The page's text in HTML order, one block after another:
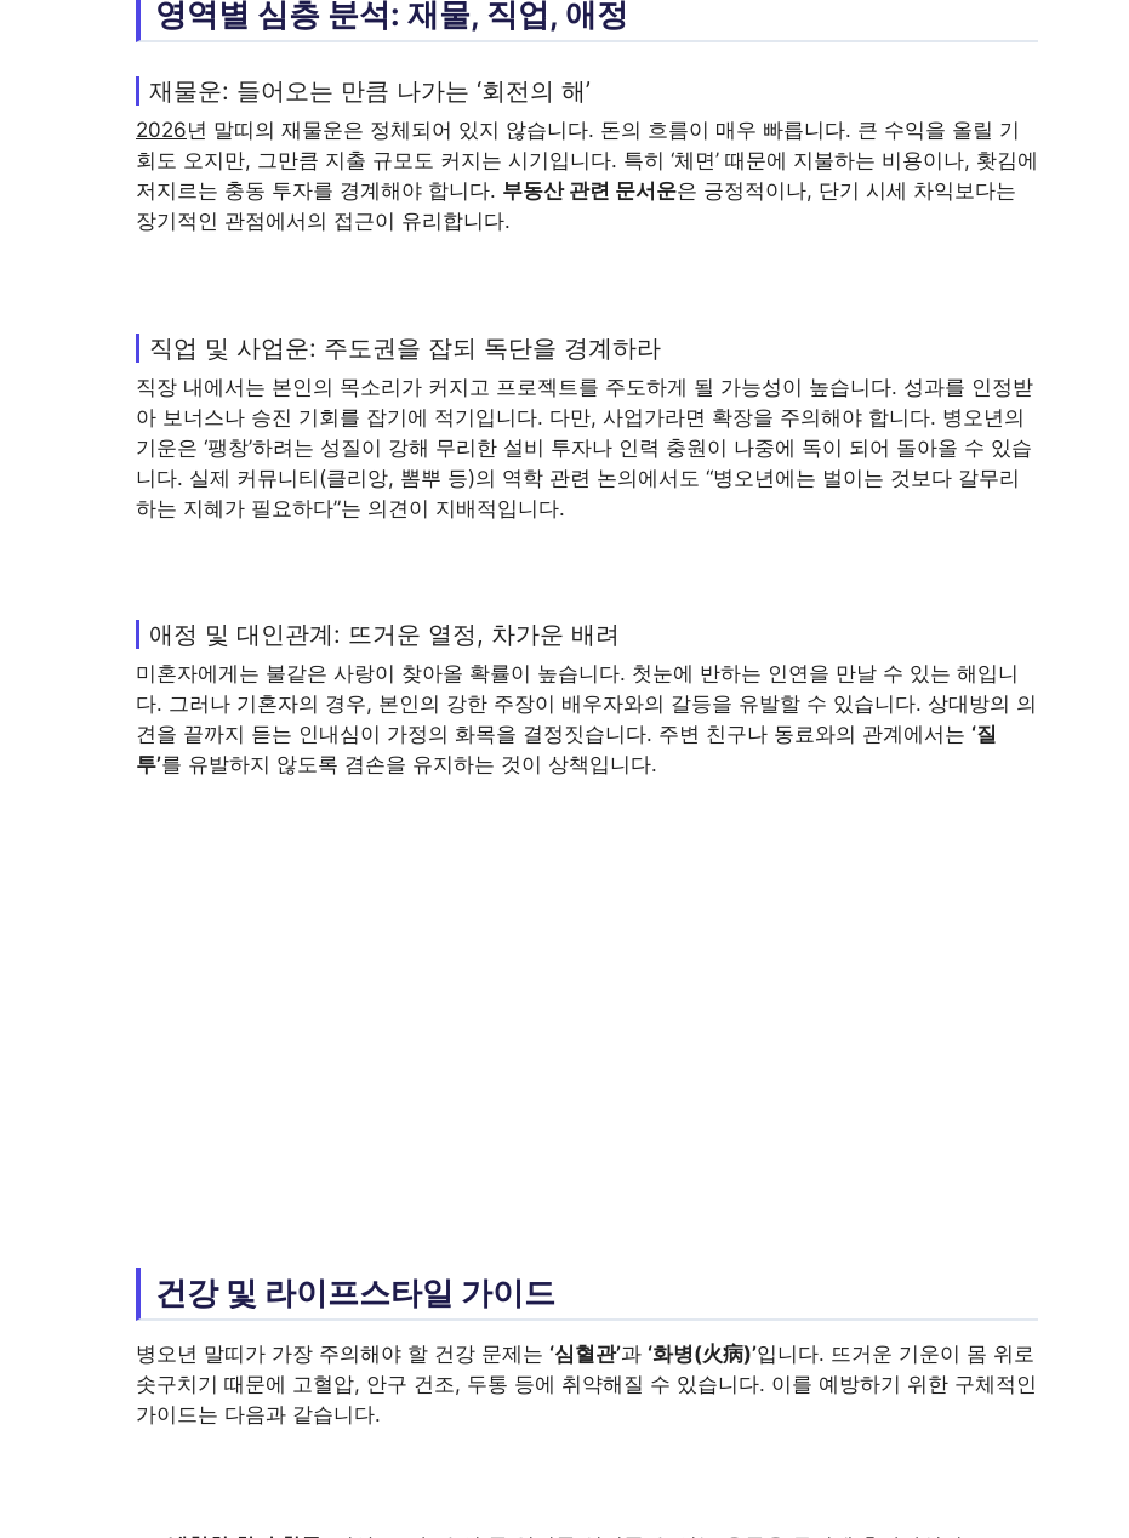
영역별 심층 분석: 재물, 직업, 애정
재물운: 들어오는 만큼 나가는 ‘회전의 해’
2026년 말띠의 재물운은 정체되어 있지 않습니다. 돈의 흐름이 매우 빠릅니다. 큰 수익을 올릴 기
회도 오지만, 그만큼 지출 규모도 커지는 시기입니다. 특히 ‘체면’ 때문에 지불하는 비용이나, 홧김에
저지르는 충동 투자를 경계해야 합니다. 부동산 관련 문서운은 긍정적이나, 단기 시세 차익보다는
장기적인 관점에서의 접근이 유리합니다.
직업 및 사업운: 주도권을 잡되 독단을 경계하라
직장 내에서는 본인의 목소리가 커지고 프로젝트를 주도하게 될 가능성이 높습니다. 성과를 인정받
아 보너스나 승진 기회를 잡기에 적기입니다. 다만, 사업가라면 확장을 주의해야 합니다. 병오년의
기운은 ‘팽창’하려는 성질이 강해 무리한 설비 투자나 인력 충원이 나중에 독이 되어 돌아올 수 있습
니다. 실제 커뮤니티(클리앙, 뽐뿌 등)의 역학 관련 논의에서도 “병오년에는 벌이는 것보다 갈무리
하는 지혜가 필요하다”는 의견이 지배적입니다.
애정 및 대인관계: 뜨거운 열정, 차가운 배려
미혼자에게는 불같은 사랑이 찾아올 확률이 높습니다. 첫눈에 반하는 인연을 만날 수 있는 해입니
다. 그러나 기혼자의 경우, 본인의 강한 주장이 배우자와의 갈등을 유발할 수 있습니다. 상대방의 의
견을 끝까지 듣는 인내심이 가정의 화목을 결정짓습니다. 주변 친구나 동료와의 관계에서는 ‘질
투’를 유발하지 않도록 겸손을 유지하는 것이 상책입니다.
건강 및 라이프스타일 가이드
병오년 말띠가 가장 주의해야 할 건강 문제는 ‘심혈관’과 ‘화병(火病)’입니다. 뜨거운 기운이 몸 위로
솟구치기 때문에 고혈압, 안구 건조, 두통 등에 취약해질 수 있습니다. 이를 예방하기 위한 구체적인
가이드는 다음과 같습니다.